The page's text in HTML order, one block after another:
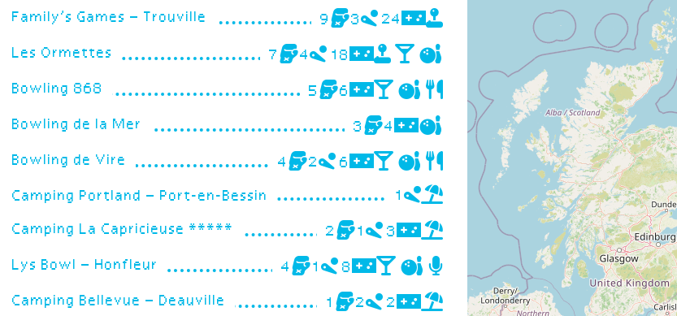
Family’s Games – Trouville 9 3 24
Les Ormettes 7 4 18
Bowling 868 5 6
Bowling de la Mer 3 4
Bowling de Vire 4 2 6
Camping Portland – Port-en-Bessin 1
Camping La Capricieuse ***** 2 1 3
Lys Bowl – Honfleur 4 1 8
Camping Bellevue – Deauville 1 2 2